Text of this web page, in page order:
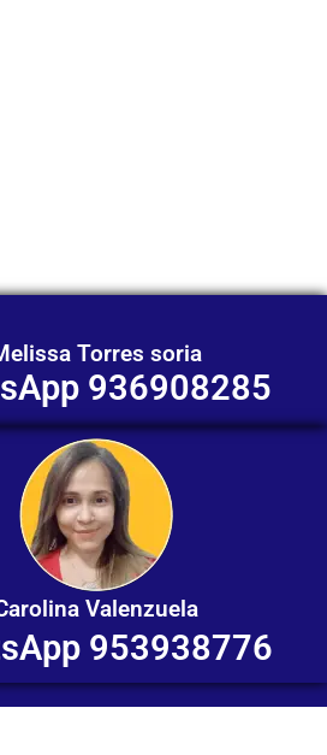
Torres soria
936908285
Valenzuela
953938776